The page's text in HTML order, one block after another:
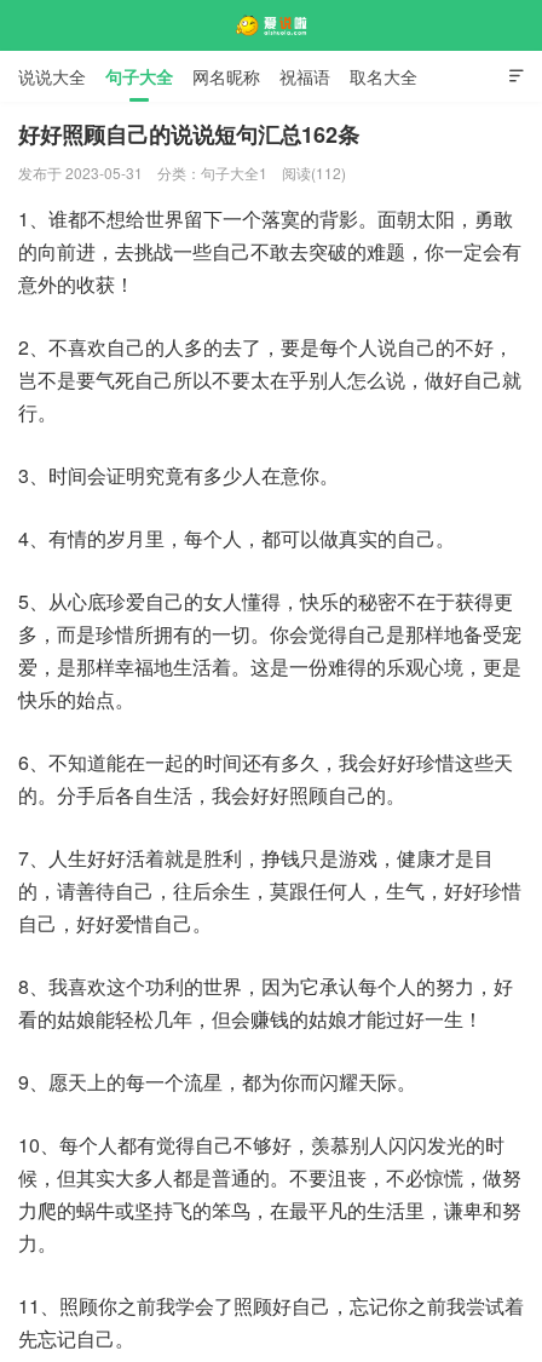

说说大全 句子大全 网名昵称 祝福语 取名大全
标语口号 签名大全
好好照顾自己的说说短句汇总162条
发布于 2023-05-31 分类： 句子大全1 阅读(112)
1、谁都不想给世界留下一个落寞的背影。面朝太阳，勇敢
的向前进，去挑战一些自己不敢去突破的难题，你一定会有
意外的收获！
2、不喜欢自己的人多的去了，要是每个人说自己的不好，
岂不是要气死自己所以不要太在乎别人怎么说，做好自己就
行。
3、时间会证明究竟有多少人在意你。
4、有情的岁月里，每个人，都可以做真实的自己。
5、从心底珍爱自己的女人懂得，快乐的秘密不在于获得更
多，而是珍惜所拥有的一切。你会觉得自己是那样地备受宠
爱，是那样幸福地生活着。这是一份难得的乐观心境，更是
快乐的始点。
6、不知道能在一起的时间还有多久，我会好好珍惜这些天
的。分手后各自生活，我会好好照顾自己的。
7、人生好好活着就是胜利，挣钱只是游戏，健康才是目
的，请善待自己，往后余生，莫跟任何人，生气，好好珍惜
自己，好好爱惜自己。
8、我喜欢这个功利的世界，因为它承认每个人的努力，好
看的姑娘能轻松几年，但会赚钱的姑娘才能过好一生！
9、愿天上的每一个流星，都为你而闪耀天际。
10、每个人都有觉得自己不够好，羡慕别人闪闪发光的时
候，但其实大多人都是普通的。不要沮丧，不必惊慌，做努
力爬的蜗牛或坚持飞的笨鸟，在最平凡的生活里，谦卑和努
力。
11、照顾你之前我学会了照顾好自己，忘记你之前我尝试着
先忘记自己。